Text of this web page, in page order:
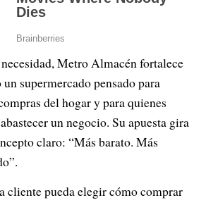
necesidad, Metro Almacén fortalece
supermercado pensado para
del hogar y para quienes
un negocio. Su apuesta gira
claro: “Más barato. Más
cliente pueda elegir cómo comprar